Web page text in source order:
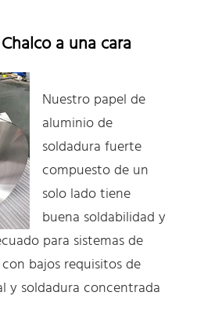
a una cara
Nuestro papel de
aluminio de
soldadura fuerte
compuesto de un
solo lado tiene
buena soldabilidad y
para sistemas de
bajos requisitos de
y soldadura concentrada